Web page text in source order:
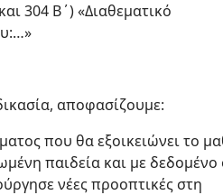
304 Β΄) «Διαθεματικό
αποφασίζουμε:
που θα εξοικειώνει το
παιδεία και με δεδομένο
νέες προοπτικές στη